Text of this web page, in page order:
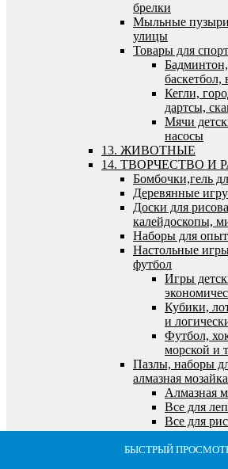
БЫСТРЫЙ
БЫСТРЫЙ
БЫСТРЫЙ
БЫСТРЫЙ
БЫСТРЫЙ
брелки
Мыльные пузыри
улицы
Товары для
баскетбол,
Кегли,
дартсы,
Мячи
насосы
13. ЖИВОТНЫЕ
14. ТВОРЧЕСТВО И
Бомбочки,гель
Деревянные
Доски для
калейдоскопы,
Наборы для
Настольные
футбол
Игры
Кубики,
и
Футбол,
морской и
Пазлы, наборы
алмазная мозайка
Алмазная
Все для
Все для
Выжигание
Пазлы